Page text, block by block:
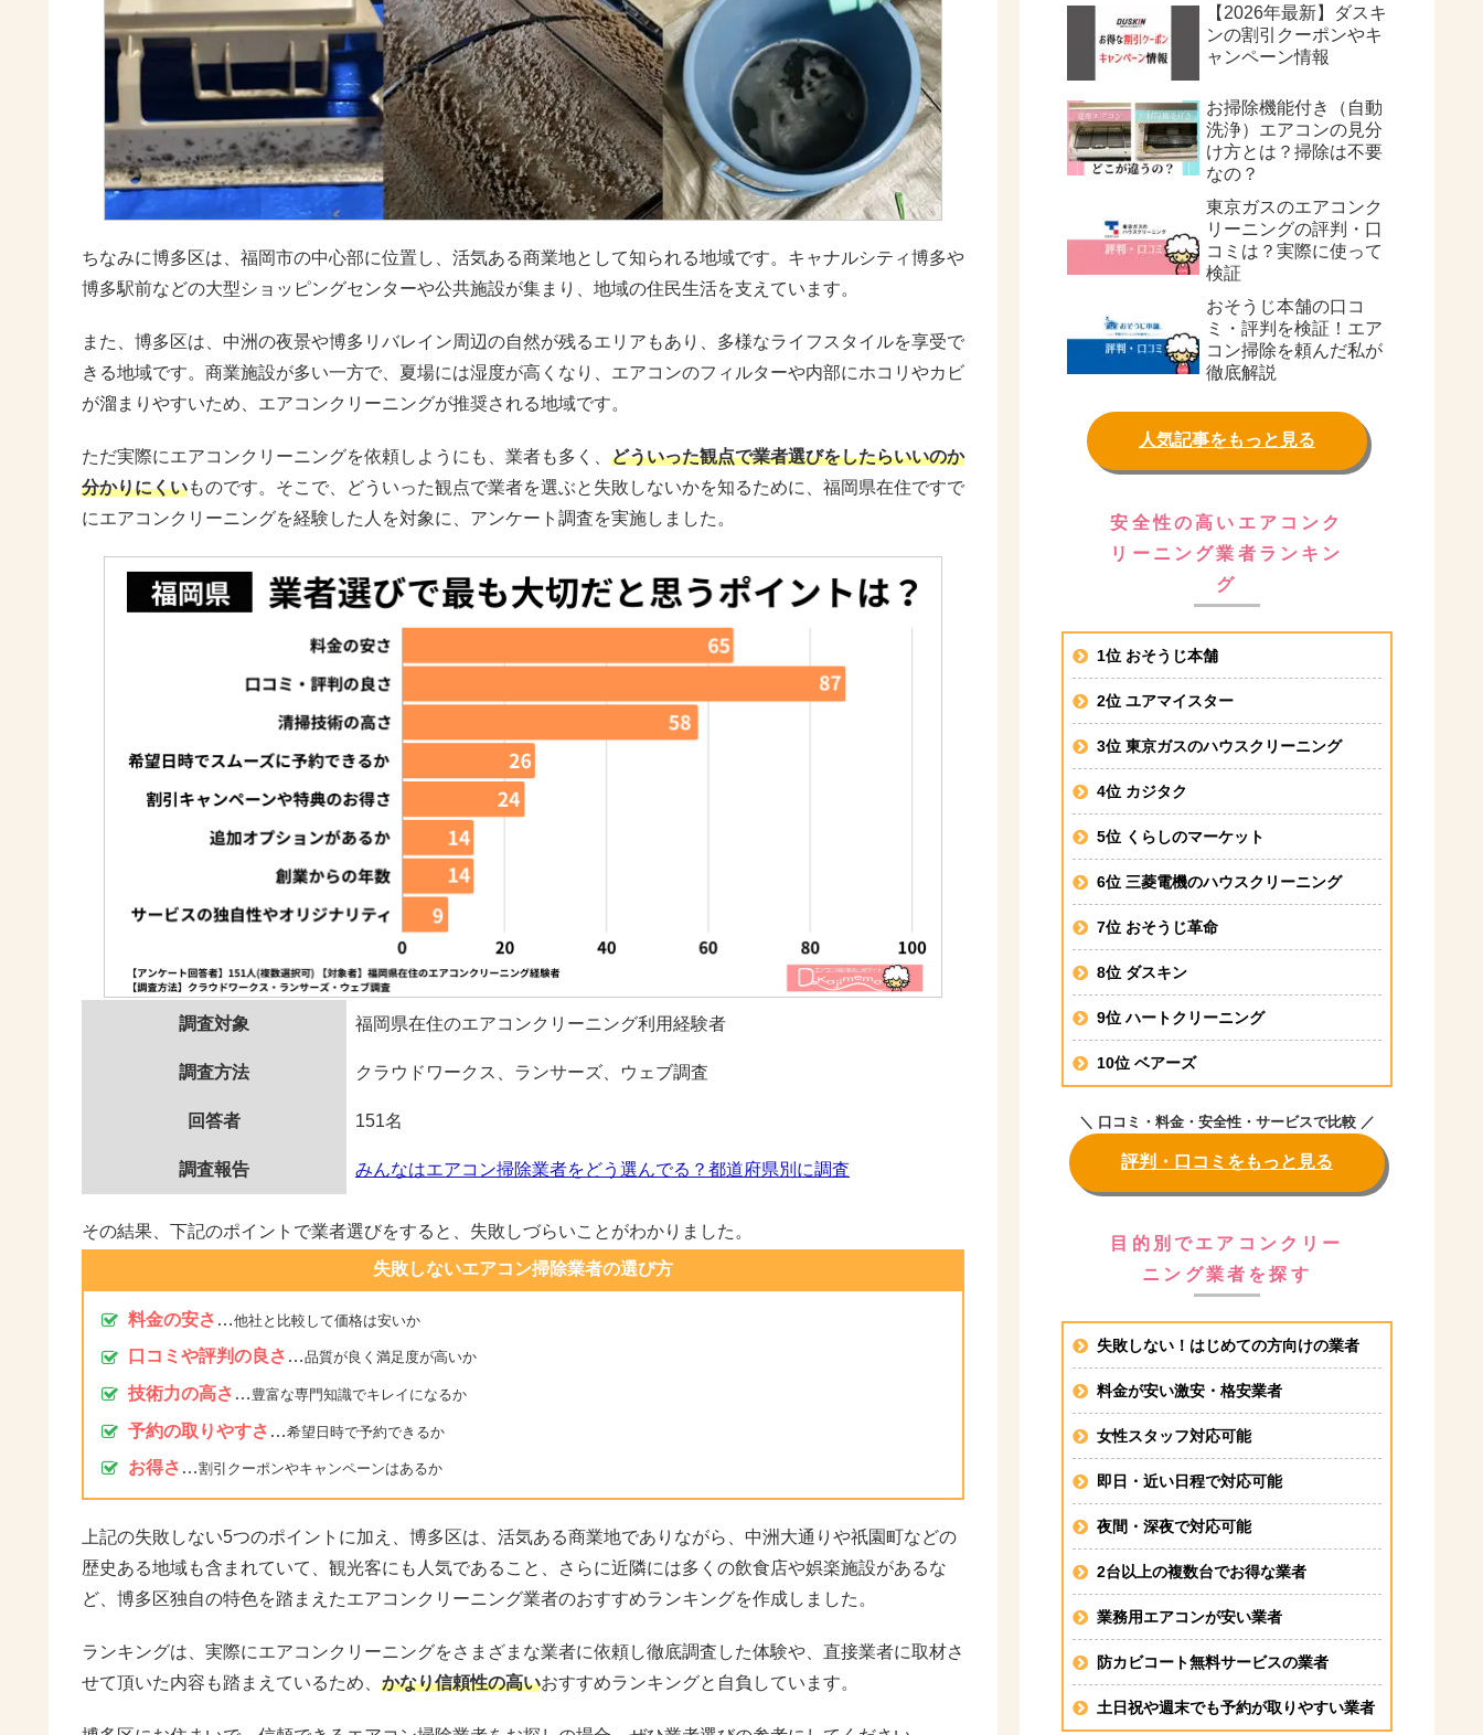
ちなみに博多区は、福岡市の中心部に位置し、活気ある商業地として知られる地域です。キャナルシティ博多や
博多駅前などの大型ショッピングセンターや公共施設が集まり、地域の住民生活を支えています。
また、博多区は、中洲の夜景や博多リバレイン周辺の自然が残るエリアもあり、多様なライフスタイルを享受で
きる地域です。商業施設が多い一方で、夏場には湿度が高くなり、エアコンのフィルターや内部にホコリやカビ
が溜まりやすいため、エアコンクリーニングが推奨される地域です。
ただ実際にエアコンクリーニングを依頼しようにも、業者も多く、 どういった観点で業者選びをしたらいいのか
分かりにくいものです。そこで、どういった観点で業者を選ぶと失敗しないかを知るために、福岡県在住ですで
にエアコンクリーニングを経験した人を対象に、アンケート調査を実施しました。
調査対象 福岡県在住のエアコンクリーニング利用経験者
調査方法 クラウドワークス、ランサーズ、ウェブ調査
回答者 151名
調査報告 みんなはエアコン掃除業者をどう選んでる？都道府県別に調査
その結果、下記のポイントで業者選びをすると、失敗しづらいことがわかりました。
失敗しないエアコン掃除業者の選び方
料金の安さ …他社と比較して価格は安いか
口コミや評判の良さ …品質が良く満足度が高いか
技術力の高さ … 豊富な専門知識でキレイになるか
予約の取りやすさ …希望日時で予約できるか
お得さ …割引クーポンやキャンペーンはあるか
上記の失敗しない5つのポイントに加え、博多区は、活気ある商業地でありながら、中洲大通りや祇園町などの
歴史ある地域も含まれていて、観光客にも人気であること、さらに近隣には多くの飲食店や娯楽施設があるな
ど、博多区独自の特色を踏まえたエアコンクリーニング業者のおすすめランキングを作成しました。
ランキングは、実際にエアコンクリーニングをさまざまな業者に依頼し徹底調査した体験や、直接業者に取材さ
せて頂いた内容も踏まえているため、 かなり信頼性の高いおすすめランキングと自負しています。
【2026年最新】ダスキ
ンの割引クーポンやキ
ャンペーン情報
お掃除機能付き（自動
洗浄）エアコンの見分
け方とは？掃除は不要
なの？
東京ガスのエアコンク
リーニングの評判・口
コミは？実際に使って
検証
おそうじ本舗の口コ
ミ・評判を検証！エア
コン掃除を頼んだ私が
徹底解説
人気記事をもっと見る
安全性の高いエアコンク
リーニング業者ランキン
グ
1位 おそうじ本舗
2位 ユアマイスター
3位 東京ガスのハウスクリーニング
4位 カジタク
5位 くらしのマーケット
6位 三菱電機のハウスクリーニング
7位 おそうじ革命
8位 ダスキン
9位 ハートクリーニング
10位 ベアーズ
＼ 口コミ・料金・安全性・サービスで比較 ／
評判・口コミをもっと見る
目的別でエアコンクリー
ニング業者を探す
失敗しない！はじめての方向けの業者
料金が安い激安・格安業者
女性スタッフ対応可能
即日・近い日程で対応可能
夜間・深夜で対応可能
2台以上の複数台でお得な業者
業務用エアコンが安い業者
防カビコート無料サービスの業者
土日祝や週末でも予約が取りやすい業者